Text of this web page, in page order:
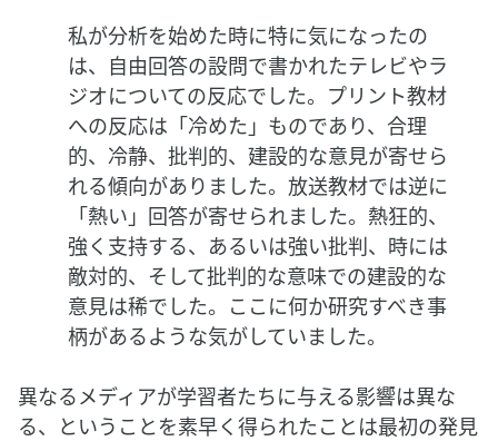
私が分析を始めた時に特に気になったの
は、自由回答の設問で書かれたテレビやラ
ジオについての反応でした。プリント教材
への反応は「冷めた」ものであり、合理
的、冷静、批判的、建設的な意見が寄せら
れる傾向がありました。放送教材では逆に
「熱い」回答が寄せられました。熱狂的、
強く支持する、あるいは強い批判、時には
敵対的、そして批判的な意味での建設的な
意見は稀でした。ここに何か研究すべき事
柄があるような気がしていました。
異なるメディアが学習者たちに与える影響は異な
る、ということを素早く得られたことは最初の発見